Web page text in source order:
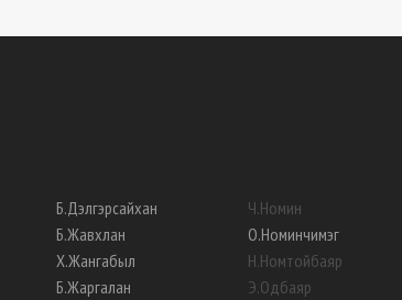
Б.Дэлгэрсайхан
Б.Жавхлан
Х.Жангабыл
Б.Жаргалан
Ч.Номин
О.Номинчимэг
Н.Номтойбаяр
Э.Одбаяр